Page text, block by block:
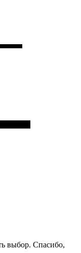
выбор. Спасибо,